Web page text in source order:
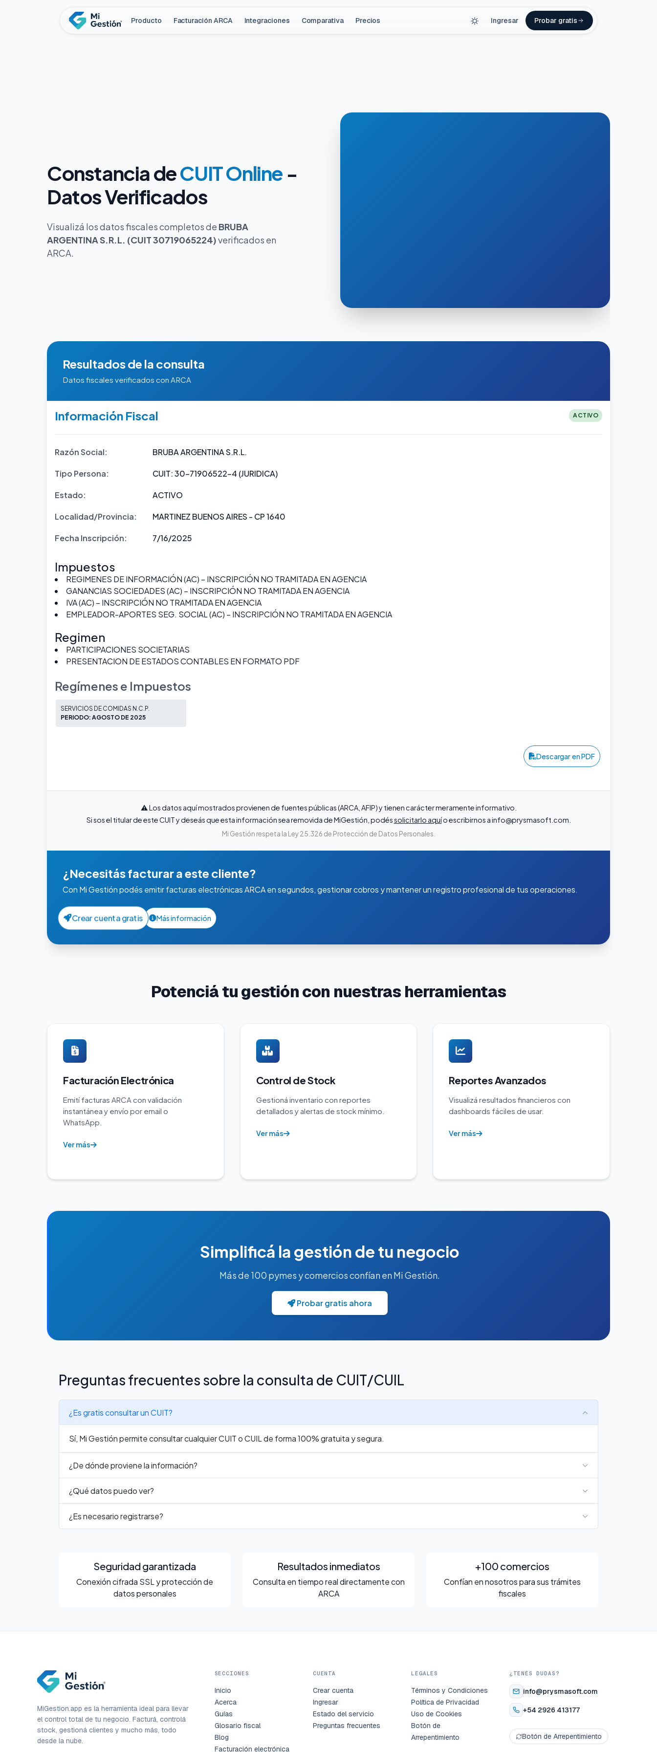
Producto Facturación ARCA Integraciones Comparativa Precios Ingresar Probar gratis
Constancia deCUIT Online -
Datos Verificados
Visualizá los datos fiscales completos de BRUBA
ARGENTINA S.R.L. (CUIT 30719065224)verificados en
ARCA.
Resultados de la consulta
Datos fiscales verificados con ARCA
Información Fiscal ACTIVO
Razón Social: BRUBA ARGENTINA S.R.L.
Tipo Persona: CUIT: 30-71906522-4 (JURIDICA)
Estado: ACTIVO
Localidad/Provincia: MARTINEZ BUENOS AIRES - CP 1640
Fecha Inscripción: 7/16/2025
Impuestos
REGIMENES DE INFORMACIÓN (AC) – INSCRIPCIÓN NO TRAMITADA EN AGENCIA
GANANCIAS SOCIEDADES (AC) – INSCRIPCIÓN NO TRAMITADA EN AGENCIA
IVA (AC) – INSCRIPCIÓN NO TRAMITADA EN AGENCIA
EMPLEADOR-APORTES SEG. SOCIAL (AC) – INSCRIPCIÓN NO TRAMITADA EN AGENCIA
Regimen
PARTICIPACIONES SOCIETARIAS
PRESENTACION DE ESTADOS CONTABLES EN FORMATO PDF
Regímenes e Impuestos
SERVICIOS DE COMIDAS N.C.P.
PERIODO: AGOSTO DE 2025
Descargar en PDF
⚠️ Los datos aquí mostrados provienen de fuentes públicas (ARCA, AFIP) y tienen carácter meramente informativo.
Si sos el titular de este CUIT y deseás que esta información sea removida de MiGestión, podéssolicitarlo aquío escribirnos ainfo@prysmasoft.com
Mi Gestión respeta la Ley 25.326 de Protección de Datos Personales.
¿Necesitás facturar a este cliente?
Con Mi Gestión podés emitir facturas electrónicas ARCA en segundos, gestionar cobros y mantener un registro profesional de tus operaciones.
Crear cuenta gratis Más información
Potenciá tu gestión con nuestras herramientas
Facturación Electrónica
Emití facturas ARCA con validación
instantánea y envío por email o
WhatsApp.
Ver más
Control de Stock
Gestioná inventario con reportes
detallados y alertas de stock mínimo.
Ver más
Reportes Avanzados
Visualizá resultados financieros con
dashboards fáciles de usar.
Ver más
Simplificá la gestión de tu negocio
Más de 100 pymes y comercios confían en Mi Gestión.
Probar gratis ahora
Preguntas frecuentes sobre la consulta de CUIT/CUIL
¿Es gratis consultar un CUIT?
Sí, Mi Gestión permite consultar cualquier CUIT o CUIL de forma 100% gratuita y segura.
¿De dónde proviene la información?
¿Qué datos puedo ver?
¿Es necesario registrarse?
Seguridad garantizada
Conexión cifrada SSL y protección de
datos personales
Resultados inmediatos
Consulta en tiempo real directamente con
ARCA
+100 comercios
Confían en nosotros para sus trámites
fiscales
MiGestion.app es la herramienta ideal para llevar
el control total de tu negocio. Facturá, controlá
stock, gestioná clientes y mucho más, todo
desde la nube.
SECCIONES
Inicio
Acerca
Guías
Glosario fiscal
Blog
Facturación electrónica
CUENTA
Crear cuenta
Ingresar
Estado del servicio
Preguntas frecuentes
LEGALES
Términos y Condiciones
Política de Privacidad
Uso de Cookies
Botón de
Arrepentimiento
¿TENÉS DUDAS?
info@prysmasoft.com
+54 2926 413177
Botón de Arrepentimiento